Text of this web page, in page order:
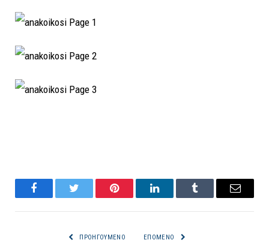
FacebookTwitter Pinterest LinkedInTumblr Email
ΠΡΟΗΓΟΎΜΕΝΟ ΕΠΌΜΕΝΟ